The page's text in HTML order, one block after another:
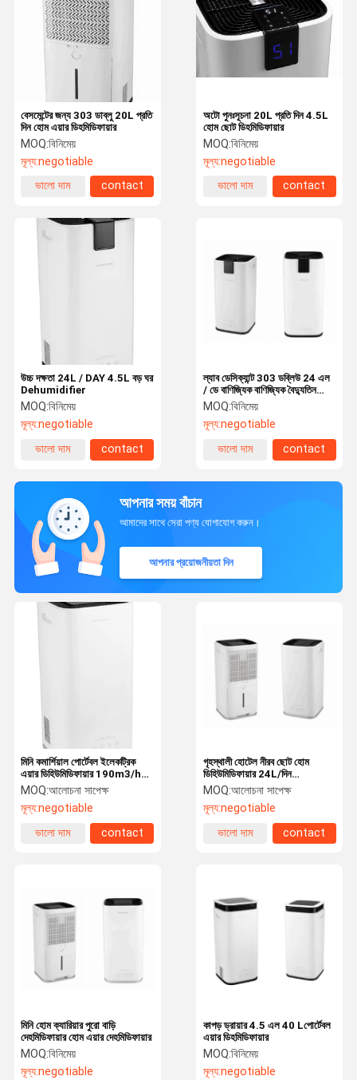
বেসমেন্টের জন্য 303 ডাব্লু 20L প্রতি
দিন হোম এয়ার ডিহমিডিফায়ার
MOQ:বিনিমেয়
মূল্য:negotiable
ভালো দাম
contact
অটো পুনঃসূচনা 20L প্রতি দিন 4.5L
হোম ছোট ডিহমিডিফায়ার
MOQ:বিনিমেয়
মূল্য:negotiable
ভালো দাম
contact
উচ্চ দক্ষতা 24L / DAY 4.5L বড় ঘর
Dehumidifier
MOQ:বিনিমেয়
মূল্য:negotiable
ভালো দাম
contact
ল্যাব ডেসিক্যান্ট 303 ডব্লিউ 24 এল
/ ডে বাণিজ্যিক বাণিজ্যিক বৈদ্যুতিন
ডিহমিডিফায়ার
MOQ:বিনিমেয়
মূল্য:negotiable
ভালো দাম
contact
আপনার সময় বাঁচান
আমাদের সাথে সেরা পণ্য যোগাযোগ করুন।
আপনার প্রয়োজনীয়তা দিন
গৃহস্থালী হোটেল নীরব ছোট হোম
ডিহিউমিডিফায়ার 24L/দিন
190m3/h
MOQ:আলোচনা সাপেক্ষ
মূল্য:negotiable
ভালো দাম
contact
মিনি কমার্শিয়াল পোর্টেবল ইলেকট্রিক
এয়ার ডিহিউমিডিফায়ার 190m3/h
গৃহস্থালি
MOQ:আলোচনা সাপেক্ষ
মূল্য:negotiable
ভালো দাম
contact
কাপড় ড্রায়ার 4.5 এল 40 Lপোর্টেবল
এয়ার ডিহমিডিফায়ার
MOQ:বিনিমেয়
মূল্য:negotiable
মিনি হোম ক্যারিয়ার পুরো বাড়ি
দেহমিডিফায়ার হোম এয়ার দেহমিডিফায়ার
MOQ:বিনিমেয়
মূল্য:negotiable